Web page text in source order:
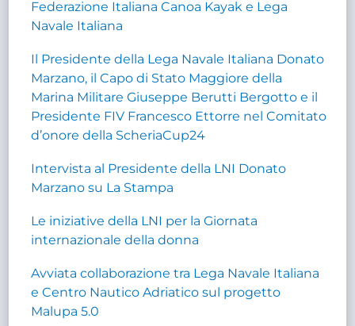
Federazione Italiana Canoa Kayak e Lega
Navale Italiana
Il Presidente della Lega Navale Italiana Donato
Marzano, il Capo di Stato Maggiore della
Marina Militare Giuseppe Berutti Bergotto e il
Presidente FIV Francesco Ettorre nel Comitato
d’onore della ScheriaCup24
Intervista al Presidente della LNI Donato
Marzano su La Stampa
Le iniziative della LNI per la Giornata
internazionale della donna
Avviata collaborazione tra Lega Navale Italiana
e Centro Nautico Adriatico sul progetto
Malupa 5.0